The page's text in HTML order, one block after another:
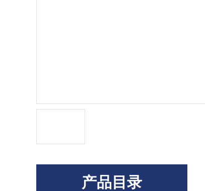
产品目录